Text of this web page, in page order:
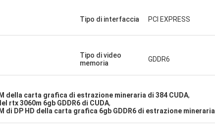
Tipo di interfaccia PCI EXPRESS
Tipo di video
memoria
GDDR6
della carta grafica di estrazione mineraria di 384 CUDA,
rtx 3060m 6gb GDDR6 di CUDA,
di DP HD della carta grafica 6gb GDDR6 di estrazione mineraria